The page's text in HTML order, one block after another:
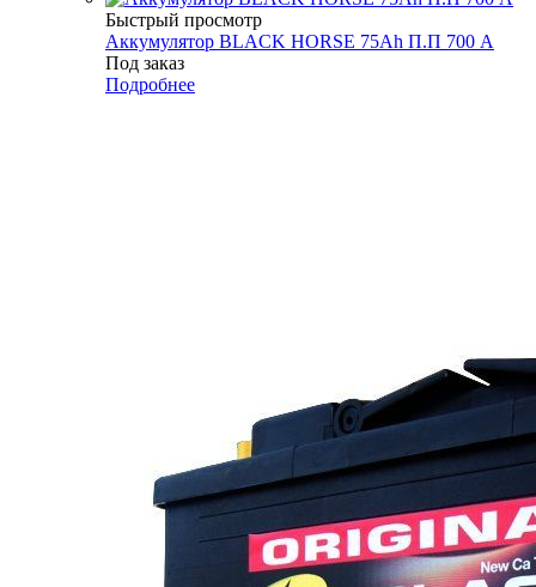
Быстрый просмотр
Аккумулятор BLACK HORSE 75Ah П.П 700 A
Под заказ
Подробнее